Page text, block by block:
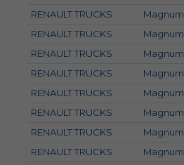
RENAULT TRUCKS
Magnum
RENAULT TRUCKS
Magnum
RENAULT TRUCKS
Magnum
RENAULT TRUCKS
Magnum
RENAULT TRUCKS
Magnum
RENAULT TRUCKS
Magnum
RENAULT TRUCKS
Magnum
RENAULT TRUCKS
Magnum